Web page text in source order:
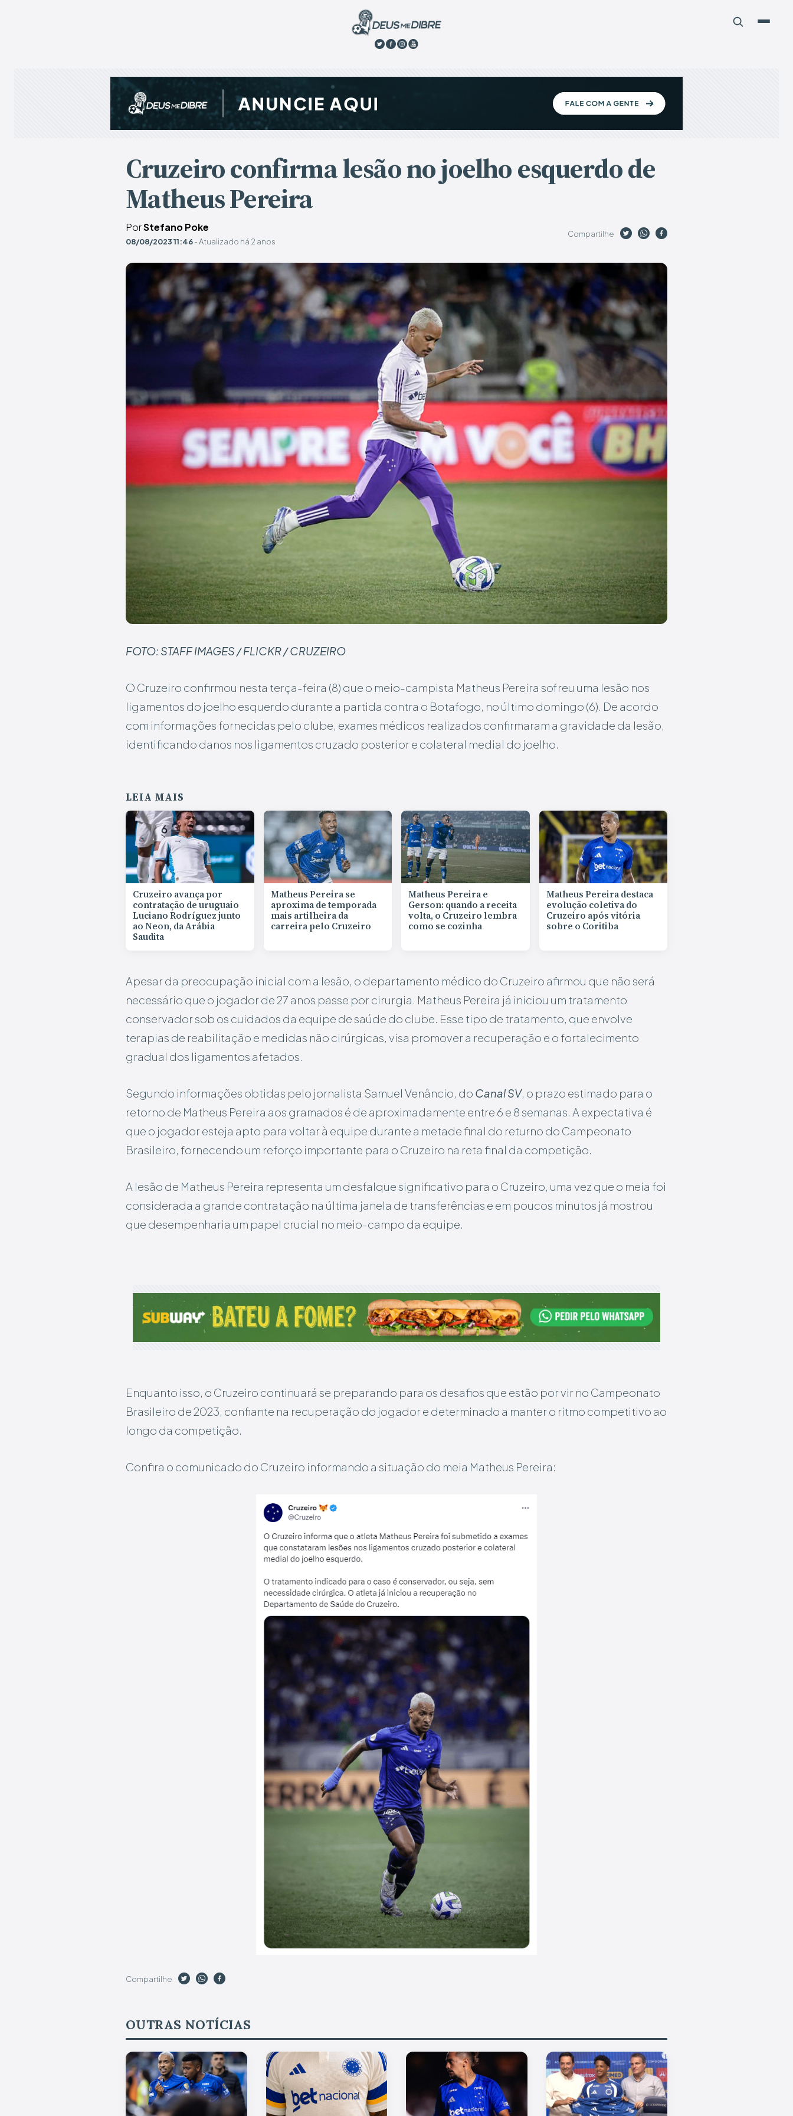
Cruzeiro confirma lesão no joelho esquerdo de
Matheus Pereira
PorStefano Poke
08/08/2023 11:46- Atualizado há 2 anos
Compartilhe
FOTO: STAFF IMAGES / FLICKR / CRUZEIRO
O Cruzeiro confirmou nesta terça-feira (8) que o meio-campista Matheus Pereira sofreu uma lesão nos
ligamentos do joelho esquerdo durante a partida contra o Botafogo, no último domingo (6). De acordo
com informações fornecidas pelo clube, exames médicos realizados confirmaram a gravidade da lesão,
identificando danos nos ligamentos cruzado posterior e colateral medial do joelho.
LEIA MAIS
Cruzeiro avança por
contratação de uruguaio
Luciano Rodríguez junto
ao Neon, da Arábia
Saudita
Matheus Pereira se
aproxima de temporada
mais artilheira da
carreira pelo Cruzeiro
Matheus Pereira e
Gerson: quando a receita
volta, o Cruzeiro lembra
como se cozinha
Matheus Pereira destaca
evolução coletiva do
Cruzeiro após vitória
sobre o Coritiba
Apesar da preocupação inicial com a lesão, o departamento médico do Cruzeiro afirmou que não será
necessário que o jogador de 27 anos passe por cirurgia. Matheus Pereira já iniciou um tratamento
conservador sob os cuidados da equipe de saúde do clube. Esse tipo de tratamento, que envolve
terapias de reabilitação e medidas não cirúrgicas, visa promover a recuperação e o fortalecimento
gradual dos ligamentos afetados.
Segundo informações obtidas pelo jornalista Samuel Venâncio, do Canal SV, o prazo estimado para o
retorno de Matheus Pereira aos gramados é de aproximadamente entre 6 e 8 semanas. A expectativa é
que o jogador esteja apto para voltar à equipe durante a metade final do returno do Campeonato
Brasileiro, fornecendo um reforço importante para o Cruzeiro na reta final da competição.
A lesão de Matheus Pereira representa um desfalque significativo para o Cruzeiro, uma vez que o meia foi
considerada a grande contratação na última janela de transferências e em poucos minutos já mostrou
que desempenharia um papel crucial no meio-campo da equipe.
Enquanto isso, o Cruzeiro continuará se preparando para os desafios que estão por vir no Campeonato
Brasileiro de 2023, confiante na recuperação do jogador e determinado a manter o ritmo competitivo ao
longo da competição.
Confira o comunicado do Cruzeiro informando a situação do meia Matheus Pereira:
Compartilhe
OUTRAS NOTÍCIAS